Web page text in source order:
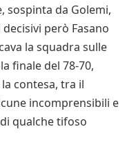
sospinta da Golemi,
però Fasano
la squadra sulle
finale del 78-70,
contesa, tra il
incomprensibili e
qualche tifoso